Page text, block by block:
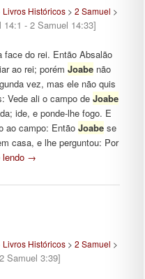
Livros Históricos> 2 Samuel >
14:1 - 2 Samuel 14:33]
do rei. Então Absalão
ao rei; porém Joabenão
vez, mas ele não quis
Vede ali o campo de Joabe
ide, e ponde-lhe fogo. E
ao campo: Então Joabese
casa, e lhe perguntou: Por
lendo →
Livros Históricos> 2 Samuel >
Samuel 3:39]